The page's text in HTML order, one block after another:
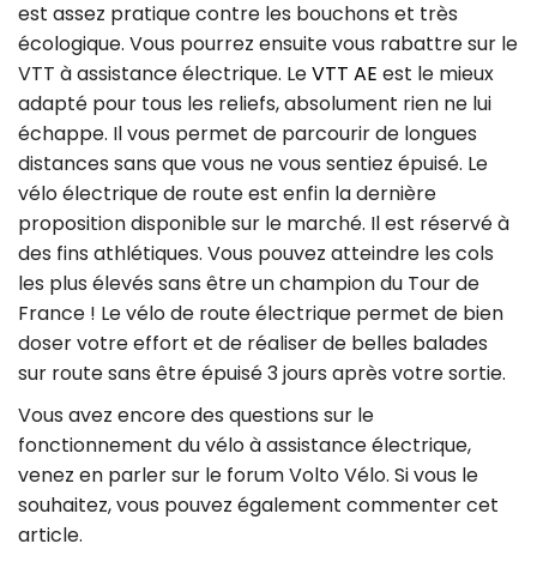
est assez pratique contre les bouchons et très
écologique. Vous pourrez ensuite vous rabattre sur le
VTT à assistance électrique. LeVTT AE est le mieux
adapté pour tous les reliefs, absolument rien ne lui
échappe. Il vous permet de parcourir de longues
distances sans que vous ne vous sentiez épuisé. Le
vélo électrique de route est enfin la dernière
proposition disponible sur le marché. Il est réservé à
des fins athlétiques. Vous pouvez atteindre les cols
les plus élevés sans être un champion du Tour de
France ! Le vélo de route électrique permet de bien
doser votre effort et de réaliser de belles balades
sur route sans être épuisé 3 jours après votre sortie.
Vous avez encore des questions sur le
fonctionnement du vélo à assistance électrique,
venez en parler sur le forum Volto Vélo. Si vous le
souhaitez, vous pouvez également commenter cet
article.